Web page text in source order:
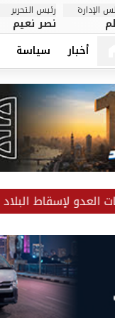
الإدارة رئيس التحرير
نصر نعيم
أخبار سياسة
البلاد فشلت